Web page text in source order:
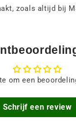
zoals altijd bij
om een
Schrijf een review